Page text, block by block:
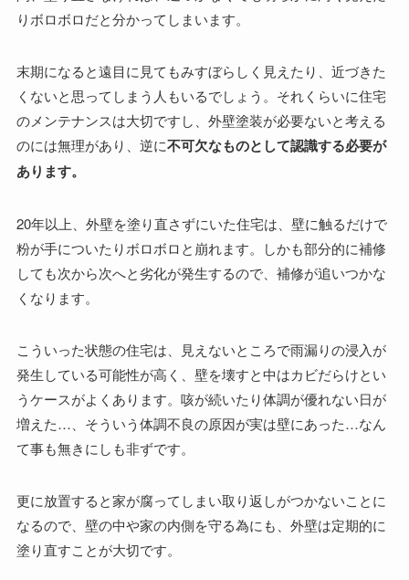
りボロボロだと分かってしまいます。
末期になると遠目に見てもみすぼらしく見えたり、近づきた
くないと思ってしまう人もいるでしょう。それくらいに住宅
のメンテナンスは大切ですし、外壁塗装が必要ないと考える
のには無理があり、逆に不可欠なものとして認識する必要が
あります。
20年以上、外壁を塗り直さずにいた住宅は、壁に触るだけで
粉が手についたりボロボロと崩れます。しかも部分的に補修
しても次から次へと劣化が発生するので、補修が追いつかな
くなります。
こういった状態の住宅は、見えないところで雨漏りの浸入が
発生している可能性が高く、壁を壊すと中はカビだらけとい
うケースがよくあります。咳が続いたり体調が優れない日が
増えた…、そういう体調不良の原因が実は壁にあった…なん
て事も無きにしも非ずです。
更に放置すると家が腐ってしまい取り返しがつかないことに
なるので、壁の中や家の内側を守る為にも、外壁は定期的に
塗り直すことが大切です。